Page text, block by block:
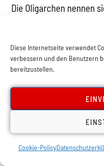
Diese Internetseite verwendet
verbessern und den Benutzern
bereitzustellen.
Cookie-Policy
Die Oligarchen nennen
Privatisierungen der
Bankensektors und
Banken unter die
Falls die
umsetzt, dann nehmt
gezeigt, dass ihr das
5. Lasst nicht zu, dass